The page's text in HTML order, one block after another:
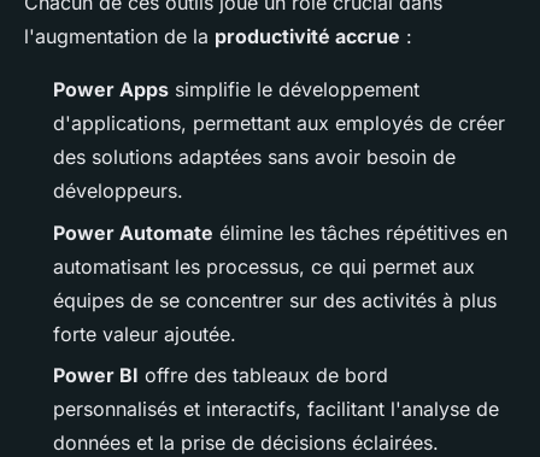
l'augmentation de la productivité accrue :
Power Apps simplifie le développement
d'applications, permettant aux employés de créer
des solutions adaptées sans avoir besoin de
développeurs.
Power Automate élimine les tâches répétitives en
automatisant les processus, ce qui permet aux
équipes de se concentrer sur des activités à plus
forte valeur ajoutée.
Power BI offre des tableaux de bord
personnalisés et interactifs, facilitant l'analyse de
données et la prise de décisions éclairées.